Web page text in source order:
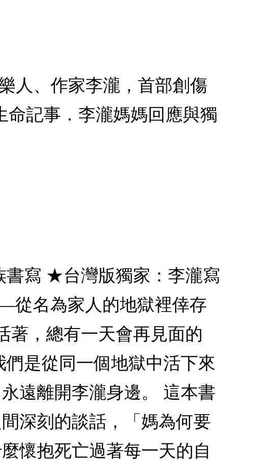
人、作家李瀧，首部創傷
記事．李瀧媽媽回應與獨
書寫 ★台灣版獨家：李瀧寫
從名為家人的地獄裡倖存
，總有一天會再見面的
是從同一個地獄中活下來
遠離開李瀧身邊。 這本書
深刻的談話，「媽為何要
懷抱死亡過著每一天的自